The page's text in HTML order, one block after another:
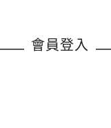
會員登入